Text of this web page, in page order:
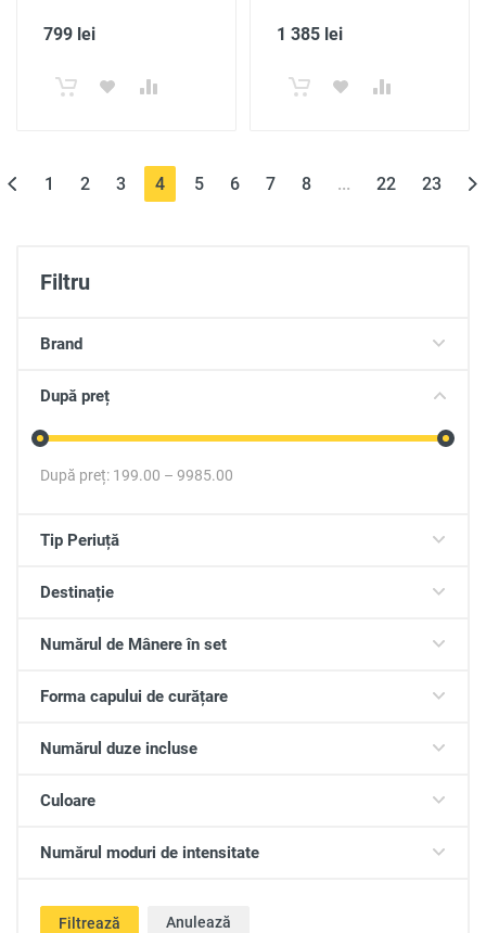
Filtru
Brand
După preț
După preț: 199.00 – 9985.00
Tip Periuță
Destinație
Numărul de Mânere în set
Forma capului de curățare
Numărul duze incluse
Culoare
Numărul moduri de intensitate
Filtrează Anulează
799 lei 1 385 lei
1 2 3 4(current)
5 6 7 8 ... 22 23